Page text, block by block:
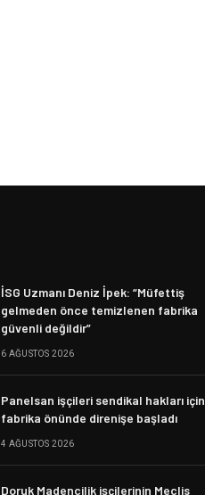
İSG Uzmanı Deniz İpek: “Müfettiş
gelmeden önce temizlenen fabrika
güvenli değildir”
6 AĞUSTOS 2026
Panelsan işçileri sendikal hakları için
fabrika önünde direnişe başladı
4 AĞUSTOS 2026
Doruk Madencilik işçilerinin Meclis